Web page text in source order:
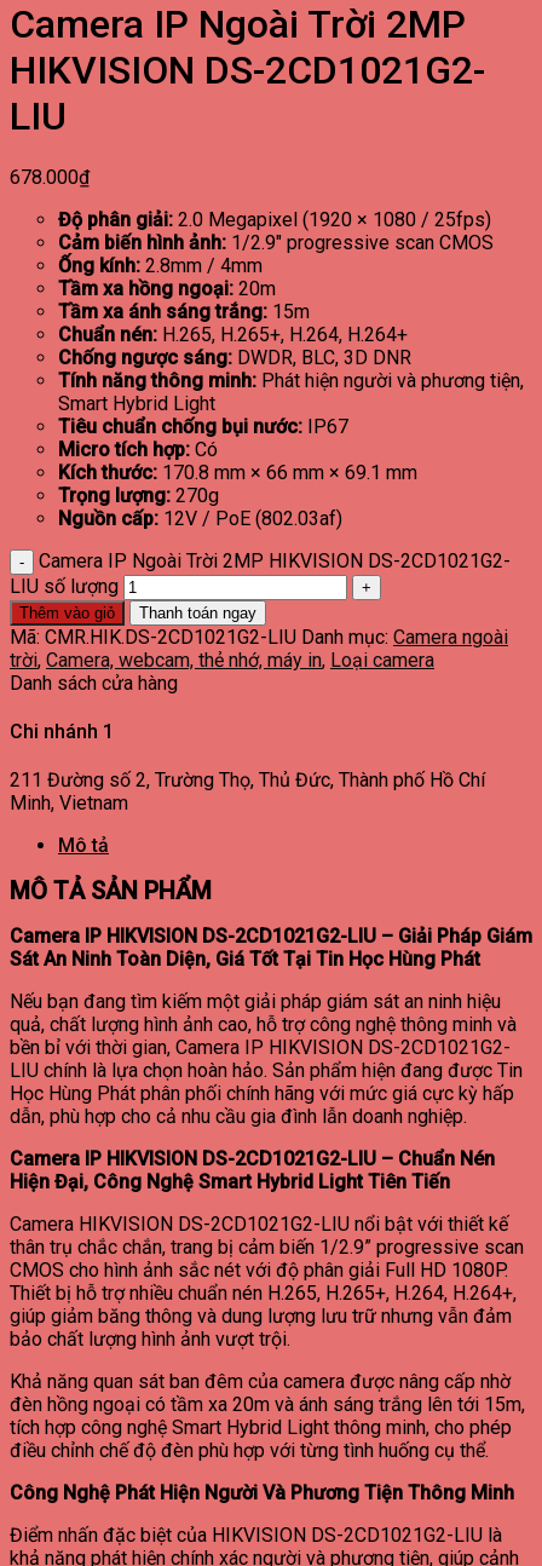
Camera IP Ngoài Trời 2MP
HIKVISION DS-2CD1021G2-
LIU
678.000₫
Độ phân giải: 2.0 Megapixel (1920 × 1080 / 25fps)
Cảm biến hình ảnh: 1/2.9″ progressive scan CMOS
Ống kính: 2.8mm / 4mm
Tầm xa hồng ngoại: 20m
Tầm xa ánh sáng trắng: 15m
Chuẩn nén: H.265, H.265+, H.264, H.264+
Chống ngược sáng: DWDR, BLC, 3D DNR
Tính năng thông minh: Phát hiện người và phương tiện,
Smart Hybrid Light
Tiêu chuẩn chống bụi nước: IP67
Micro tích hợp: Có
Kích thước: 170.8 mm × 66 mm × 69.1 mm
Trọng lượng: 270g
Nguồn cấp: 12V / PoE (802.03af)
Camera IP Ngoài Trời 2MP HIKVISION DS-2CD1021G2-
LIU số lượng
Thêm vào giỏ Thanh toán ngay
Mã: CMR.HIK.DS-2CD1021G2-LIU Danh mục: Camera ngoài
trời, Camera, webcam, thẻ nhớ, máy in, Loại camera
Danh sách cửa hàng
Chi nhánh 1
211 Đường số 2, Trường Thọ, Thủ Đức, Thành phố Hồ Chí
Minh, Vietnam
Mô tả
MÔ TẢ SẢN PHẨM
Camera IP HIKVISION DS-2CD1021G2-LIU – Giải Pháp Giám
Sát An Ninh Toàn Diện, Giá Tốt Tại Tin Học Hùng Phát
Nếu bạn đang tìm kiếm một giải pháp giám sát an ninh hiệu
quả, chất lượng hình ảnh cao, hỗ trợ công nghệ thông minh và
bền bỉ với thời gian, Camera IP HIKVISION DS-2CD1021G2-
LIU chính là lựa chọn hoàn hảo. Sản phẩm hiện đang được Tin
Học Hùng Phát phân phối chính hãng với mức giá cực kỳ hấp
dẫn, phù hợp cho cả nhu cầu gia đình lẫn doanh nghiệp.
Camera IP HIKVISION DS-2CD1021G2-LIU – Chuẩn Nén
Hiện Đại, Công Nghệ Smart Hybrid Light Tiên Tiến
Camera HIKVISION DS-2CD1021G2-LIU nổi bật với thiết kế
thân trụ chắc chắn, trang bị cảm biến 1/2.9” progressive scan
CMOS cho hình ảnh sắc nét với độ phân giải Full HD 1080P.
Thiết bị hỗ trợ nhiều chuẩn nén H.265, H.265+, H.264, H.264+,
giúp giảm băng thông và dung lượng lưu trữ nhưng vẫn đảm
bảo chất lượng hình ảnh vượt trội.
Khả năng quan sát ban đêm của camera được nâng cấp nhờ
đèn hồng ngoại có tầm xa 20m và ánh sáng trắng lên tới 15m,
tích hợp công nghệ Smart Hybrid Light thông minh, cho phép
điều chỉnh chế độ đèn phù hợp với từng tình huống cụ thể.
Công Nghệ Phát Hiện Người Và Phương Tiện Thông Minh
Điểm nhấn đặc biệt của HIKVISION DS-2CD1021G2-LIU là
khả năng phát hiện chính xác người và phương tiện, giúp cảnh